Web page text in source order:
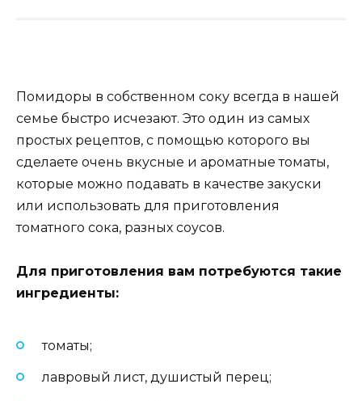
Помидоры в собственном соку всегда в нашей
семье быстро исчезают. Это один из самых
простых рецептов, с помощью которого вы
сделаете очень вкусные и ароматные томаты,
которые можно подавать в качестве закуски
или использовать для приготовления
томатного сока, разных соусов.
Для приготовления вам потребуются такие
ингредиенты:
томаты;
лавровый лист, душистый перец;